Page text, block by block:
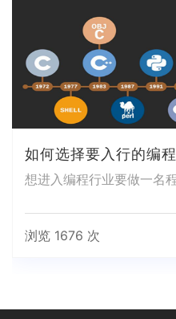
如何选择要入行的编
想进入编程行业要做一名
浏览 1676 次